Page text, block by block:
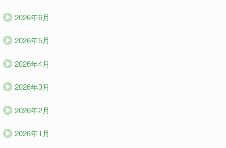
2026年6月
2026年5月
2026年4月
2026年3月
2026年2月
2026年1月